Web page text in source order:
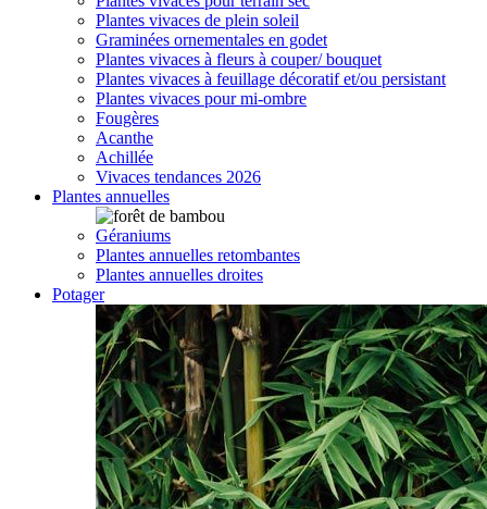
Plantes vivaces de plein soleil
Graminées ornementales en godet
Plantes vivaces à fleurs à couper/ bouquet
Plantes vivaces à feuillage décoratif et/ou persistant
Plantes vivaces pour mi-ombre
Fougères
Acanthe
Achillée
Vivaces tendances 2026
Plantes annuelles
Géraniums
Plantes annuelles retombantes
Plantes annuelles droites
Potager